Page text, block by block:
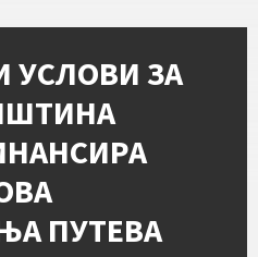
ЗА
ПУТЕВА